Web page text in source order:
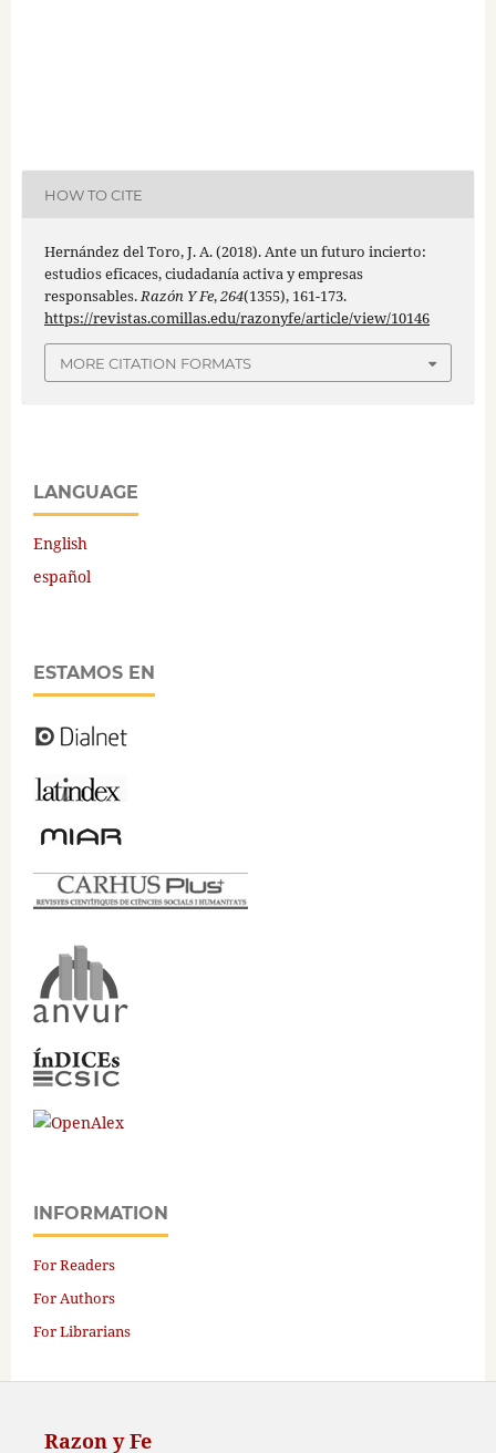
HOW TO CITE
Hernández del Toro, J. A. (2018). Ante un futuro incierto:
estudios eficaces, ciudadanía activa y empresas
responsables.Razón Y Fe,264(1355), 161-173.
https://revistas.comillas.edu/razonyfe/article/view/10146
MORE CITATION FORMATS
LANGUAGE
English
español
ESTAMOS EN
INFORMATION
For Readers
For Authors
For Librarians
Razon y Fe